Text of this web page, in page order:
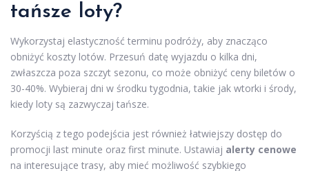
tańsze loty?
Wykorzystaj elastyczność terminu podróży, aby znacząco
obniżyć koszty lotów. Przesuń datę wyjazdu o kilka dni,
zwłaszcza poza szczyt sezonu, co może obniżyć ceny biletów o
30-40%. Wybieraj dni w środku tygodnia, takie jak wtorki i środy,
kiedy loty są zazwyczaj tańsze.
Korzyścią z tego podejścia jest również łatwiejszy dostęp do
promocji last minute oraz first minute. Ustawiaj alerty cenowe
na interesujące trasy, aby mieć możliwość szybkiego